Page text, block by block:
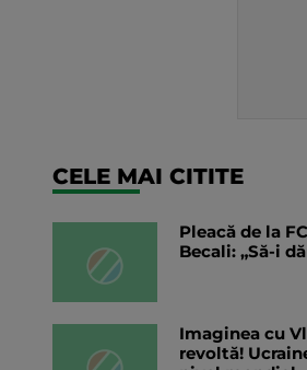
CELE MAI CITITE
Pleacă de la
Becali: „Să-i
Imaginea cu
revoltă!